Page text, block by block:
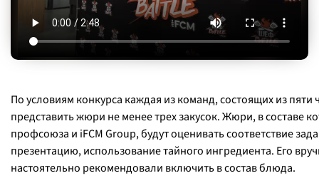
По условиям конкурса каждая из команд, состоящих из
представить жюри не менее трех закусок. Жюри, в составе
профсоюза и iFCM Group, будут оценивать соответствие
презентацию, использование тайного ингредиента. Его
настоятельно рекомендовали включить в состав блюда.